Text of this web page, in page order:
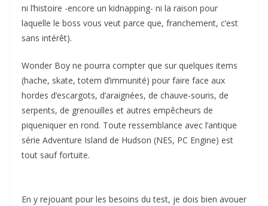
ni l’histoire -encore un kidnapping- ni la raison pour
laquelle le boss vous veut parce que, franchement, c’est
sans intérêt).
Wonder Boy ne pourra compter que sur quelques items
(hache, skate, totem d’immunité) pour faire face aux
hordes d’escargots, d’araignées, de chauve-souris, de
serpents, de grenouilles et autres empêcheurs de
piqueniquer en rond. Toute ressemblance avec l’antique
série Adventure Island de Hudson (NES, PC Engine) est
tout sauf fortuite.
En y rejouant pour les besoins du test, je dois bien avouer